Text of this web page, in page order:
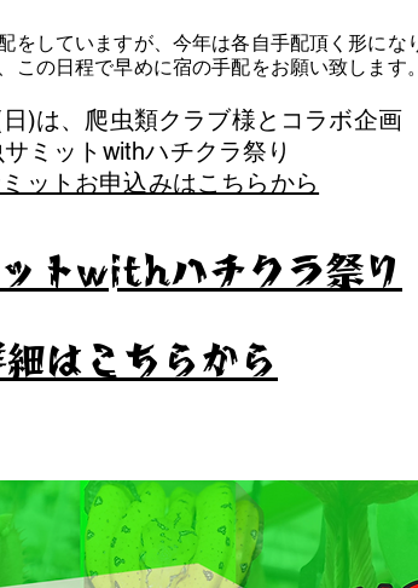
をしていますが、今年は各自手配頂く形にな
この日程で早めに宿の手配をお願い致します。
)は、爬虫類クラブ様とコラボ企画
ミットwithハチクラ祭り
ットお申込みはこちらから
トwithハチクラ祭り
細はこちらから